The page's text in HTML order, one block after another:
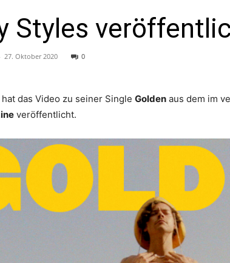
Styles
27. Oktober 2020 0
hat das Video zu seiner Single Golden aus dem im
veröffentlicht.